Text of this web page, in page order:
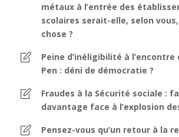
métaux à l’entrée des
scolaires serait-elle, selon
chose ?
Peine d’inéligibilité à l’encontre
Pen : déni de démocratie ?
Fraudes à la Sécurité sociale :
davantage face à l’explosion
Pensez-vous qu’un retour à la